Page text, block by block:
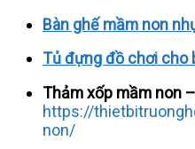
Bàn ghế mầm non
Tủ đựng đồ chơi cho
Thảm xốp mầm non
https://
non/